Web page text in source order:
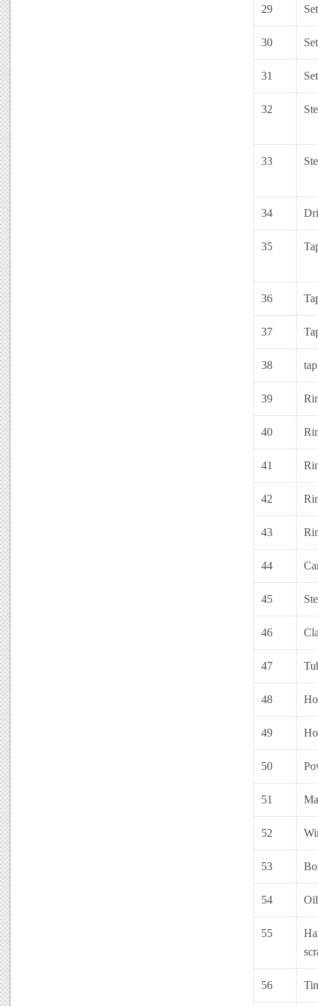
29
30
31
32
33
34
35
36
37
38
39
40
41
42
43
44
45
46
47
48
49
50
51
52
53
54
55
56